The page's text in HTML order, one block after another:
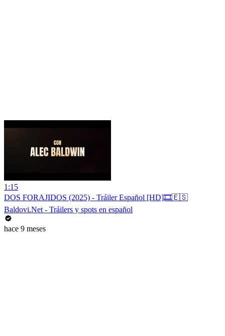
1:15
DOS FORAJIDOS (2025) - Tráiler Español [HD]🎞️🇪🇸
Baldovi.Net - Tráilers y spots en español
hace 9 meses